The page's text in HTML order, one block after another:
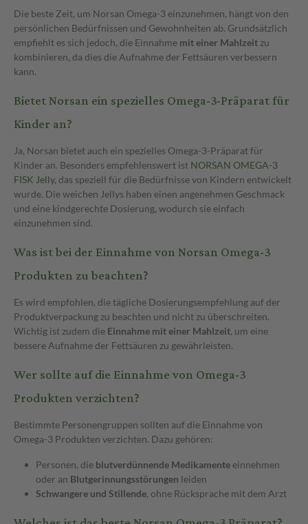
Die beste Zeit, um Norsan Omega-3 einzunehmen, hängt von den
persönlichen Bedürfnissen und Gewohnheiten ab. Grundsätzlich
empfiehlt es sich jedoch, die Einnahme mit einer Mahlzeit zu
kombinieren, da dies die Aufnahme der Fettsäuren verbessern
kann.
Bietet Norsan ein spezielles Omega-3-Präparat für
Kinder an?
Ja, Norsan bietet auch ein spezielles Omega-3-Präparat für
Kinder an. Besonders empfehlenswert ist NORSAN OMEGA-3
FISK Jelly, das speziell für die Bedürfnisse von Kindern entwickelt
wurde. Die weichen Jellys haben einen angenehmen Geschmack
und eine kindgerechte Dosierung, wodurch sie einfach
einzunehmen sind.
Was ist bei der Einnahme von Norsan Omega-3
Produkten zu beachten?
Es wird empfohlen, die tägliche Dosierungsempfehlung auf der
Produktverpackung zu beachten und nicht zu überschreiten.
Wichtig ist zudem die Einnahme mit einer Mahlzeit, um eine
bessere Aufnahme der Fettsäuren zu gewährleisten.
Wer sollte auf die Einnahme von Omega-3
Produkten verzichten?
Bestimmte Personengruppen sollten auf die Einnahme von
Omega-3 Produkten verzichten. Dazu gehören:
Personen, die blutverdünnende Medikamenteeinnehmen
oder an Blutgerinnungsstörungen leiden
Schwangere und Stillende, ohne Rücksprache mit dem Arzt